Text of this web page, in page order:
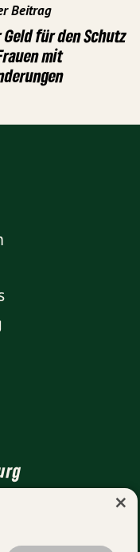
Beitrag
Geld für den Schutz
mit
×